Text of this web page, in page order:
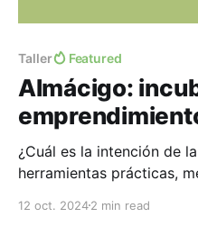
Taller Featured
Almácigo:
¿Cuál es la intención de la
herramientas prácticas,
emprendimientos locales
12 oct. 20242 min read